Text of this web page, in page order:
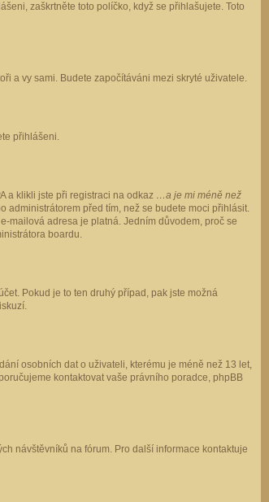
zaškrtněte toto políčko, když se přihlašujete. Toto
a vy sami. Budete započítáváni mezi skryté uživatele.
přihlášeni.
a klikli jste při registraci na odkaz …a je mi méně než
administrátorem před tím, než se budete moci přihlásit.
mailová adresa je platná. Jedním důvodem, proč se
boardu.
Pokud je to ten druhý případ, pak jste možná
osobních dat o uživateli, kterému je méně než 13 let,
kontaktovat vaše právního poradce, phpBB
návštěvníků na fórum. Pro další informace kontaktuje